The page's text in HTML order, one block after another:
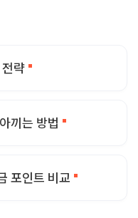
략
끼는 방법
포인트 비교